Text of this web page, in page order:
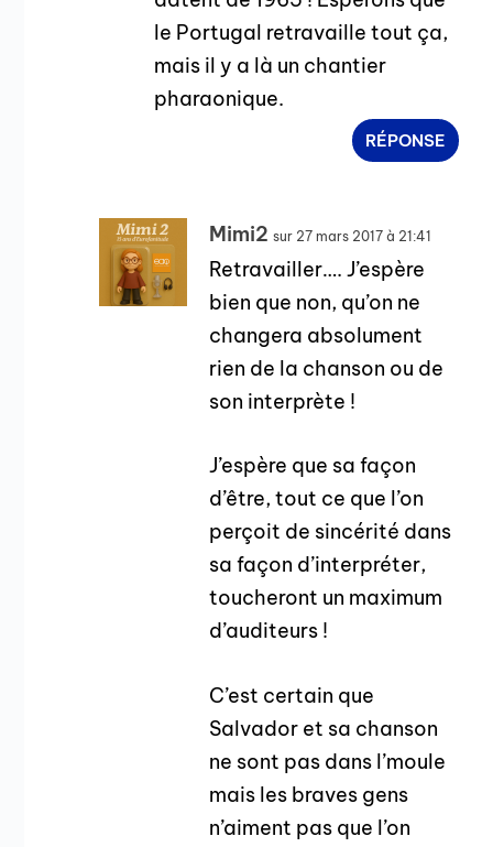
le Portugal retravaille tout ça,
mais il y a là un chantier
pharaonique.
RÉPONSE
Mimi2 sur 27 mars 2017 à 21:41
Retravailler…. J’espère
bien que non, qu’on ne
changera absolument
rien de la chanson ou de
son interprète !
J’espère que sa façon
d’être, tout ce que l’on
perçoit de sincérité dans
sa façon d’interpréter,
toucheront un maximum
d’auditeurs !
C’est certain que
Salvador et sa chanson
ne sont pas dans l’moule
mais les braves gens
n’aiment pas que l’on